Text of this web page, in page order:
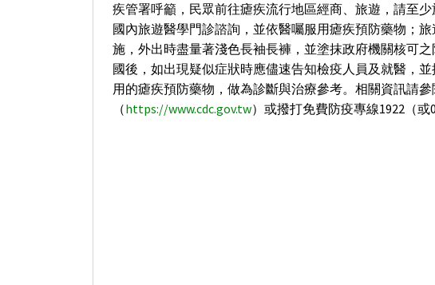
疾管署呼籲，民眾前往瘧疾流行地區經商、旅遊，請至
國內旅遊醫學門診諮詢，並依醫囑服用瘧疾預防藥物；
施，外出時盡量著淺色長袖長褲，並塗抹政府機關核可
國後，如出現疑似症狀時應儘速告知檢疫人員及就醫，
用的瘧疾預防藥物，做為診斷與治療參考。相關資訊請
（https://www.cdc.gov.tw）或撥打免費防疫專線1922（或